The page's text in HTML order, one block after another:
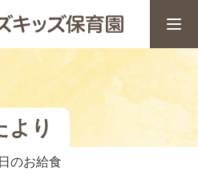
より
のお給食